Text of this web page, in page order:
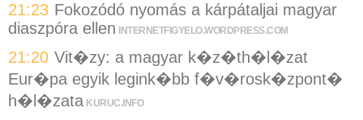
21:23 Fokozódó nyomás a kárpátaljai magyar
diaszpóra ellen
INTERNETFIGYELO.WORDPRESS.COM
21:20 Vit�zy: a magyar k�z�th�l�zat
Eur�pa egyik legink�bb f�v�rosk�zpont�
h�l�zata KURUC.INFO